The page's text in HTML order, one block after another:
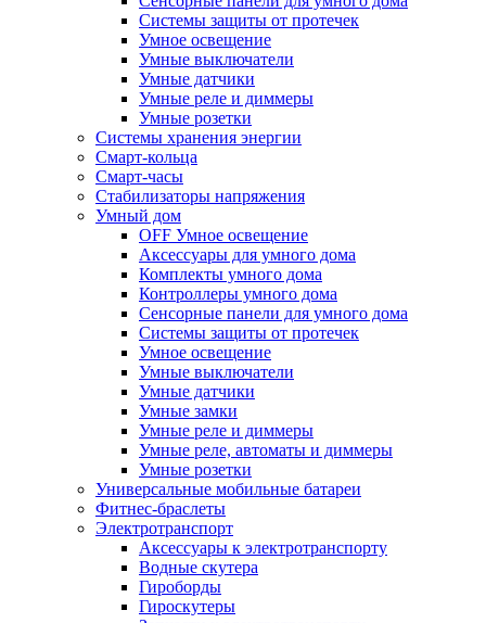
Системы защиты от протечек
Умное освещение
Умные выключатели
Умные датчики
Умные реле и диммеры
Умные розетки
Системы хранения энергии
Смарт-кольца
Смарт-часы
Стабилизаторы напряжения
Умный дом
OFF Умное освещение
Аксессуары для умного дома
Комплекты умного дома
Контроллеры умного дома
Сенсорные панели для умного дома
Системы защиты от протечек
Умное освещение
Умные выключатели
Умные датчики
Умные замки
Умные реле и диммеры
Умные реле, автоматы и диммеры
Умные розетки
Универсальные мобильные батареи
Фитнес-браслеты
Электротранспорт
Аксессуары к электротранспорту
Водные скутера
Гироборды
Гироскутеры